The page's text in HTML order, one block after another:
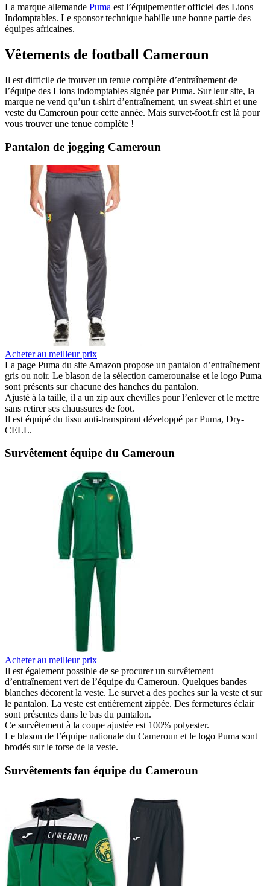
La marque allemande Puma est l’équipementier officiel des Lions
Indomptables. Le sponsor technique habille une bonne partie des
équipes africaines.
Vêtements de football Cameroun
Il est difficile de trouver un tenue complète d’entraînement de
l’équipe des Lions indomptables signée par Puma. Sur leur site, la
marque ne vend qu’un t-shirt d’entraînement, un sweat-shirt et une
veste du Cameroun pour cette année. Mais survet-foot.fr est là pour
vous trouver une tenue complète !
Pantalon de jogging Cameroun
Acheter au meilleur prix
La page Puma du site Amazon propose un pantalon d’entraînement
gris ou noir. Le blason de la sélection camerounaise et le logo Puma
sont présents sur chacune des hanches du pantalon.
Ajusté à la taille, il a un zip aux chevilles pour l’enlever et le mettre
sans retirer ses chaussures de foot.
Il est équipé du tissu anti-transpirant développé par Puma, Dry-
CELL.
Survêtement équipe du Cameroun
Acheter au meilleur prix
Il est également possible de se procurer un survêtement
d’entraînement vert de l’équipe du Cameroun. Quelques bandes
blanches décorent la veste. Le survet a des poches sur la veste et sur
le pantalon. La veste est entièrement zippée. Des fermetures éclair
sont présentes dans le bas du pantalon.
Ce survêtement à la coupe ajustée est 100% polyester.
Le blason de l’équipe nationale du Cameroun et le logo Puma sont
brodés sur le torse de la veste.
Survêtements fan équipe du Cameroun